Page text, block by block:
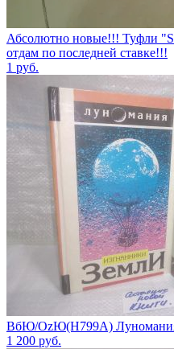
Абсолютно новые!!! Туфли
отдам по последней ставке!!!
1 руб.
ВбЮ/OzЮ(Н799А) Луномания
1 200 руб.